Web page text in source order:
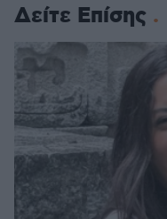
Δείτε Επίσης